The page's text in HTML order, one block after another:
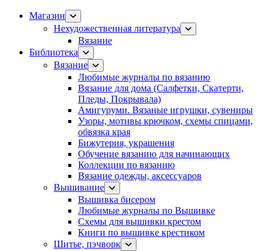
Магазин
Нехудожественная литература
Вязание
Библиотека
Вязание
Любимые журналы по вязанию
Вязание для дома (Салфетки, Скатерти,
Пледы, Покрывала)
Амигуруми. Вязаные игрушки, сувениры
Узоры, мотивы крючком, схемы спицами,
обвязка края
Бижутерия, украшения
Обучение вязанию для начинающих
Коллекции по вязанию
Вязание одежды, аксессуаров
Вышивание
Вышивка бисером
Любимые журналы по Вышивке
Схемы для вышивки крестом
Книги по вышивке крестиком
Шитье, пэчворк